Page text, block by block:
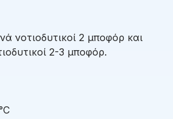
νοτιοδυτικοί 2 μποφόρ και
2-3 μποφόρ.